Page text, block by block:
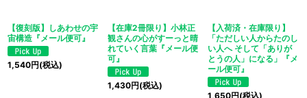
【復刻版】しあわせの宇
宙構造『メール便可』
1,540円(税込)
【在庫2冊限り】小林正
観さんの心がすーっと晴
れていく言葉『メール便
可』
1,430円(税込)
【入荷済・在庫限り】
「ただしい人からたのし
い人へ そして「ありが
とうの人」になる」『メ
ール便可』
1,650円(税込)